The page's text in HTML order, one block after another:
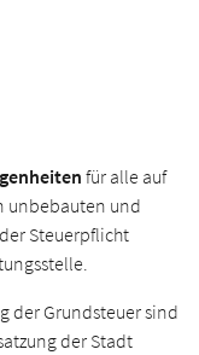
für alle auf
unbebauten und
Steuerpflicht
der Grundsteuer sind
der Stadt